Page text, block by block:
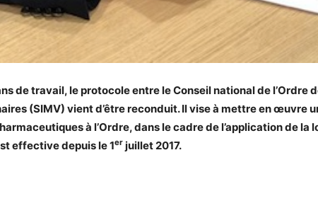
de travail, le protocole entre le Conseil national de
(SIMV) vient d’être reconduit. Il vise à mettre en œuvre
à l’Ordre, dans le cadre de l’application de la
effective depuis le 1er juillet 2017.